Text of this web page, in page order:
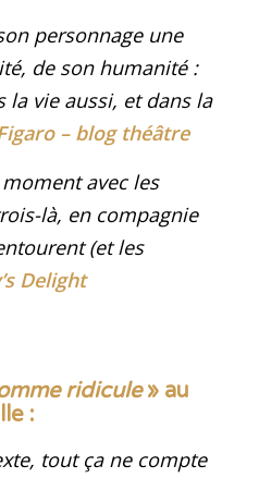
personnage une
de son humanité :
vie aussi, et dans la
– blog théâtre
avec les
là, en compagnie
(et les
Delight
ridicule» au
:
tout ça ne compte